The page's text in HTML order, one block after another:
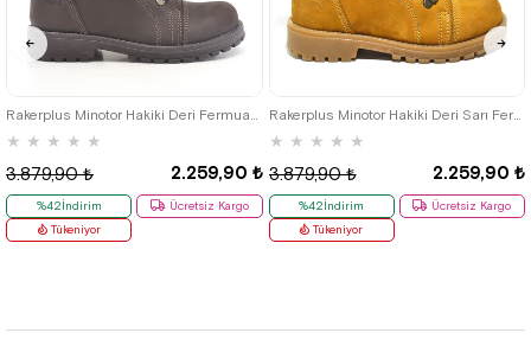
★ ★ ★ ★ ★
2.259,90 ₺
3.879,90 ₺
%42İndirim
Ücretsiz Kargo
Tükeniyor
26 27 28 29 30 31
32
Rakerplus Minotor Hakiki Deri Sarı Fermuarlı Çocuk Bot
★ ★ ★ ★ ★
2.259,90 ₺
3.879,90 ₺
%42İndirim
Ücretsiz Kargo
Tükeniyor
26 27 28 29 30 31
32